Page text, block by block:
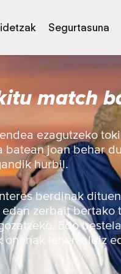
Segurtasuna
match
ezagutzeko
batean joan behar
hurbil.
berdinak
edan zerbait
Edo
onenak lehen aldiz